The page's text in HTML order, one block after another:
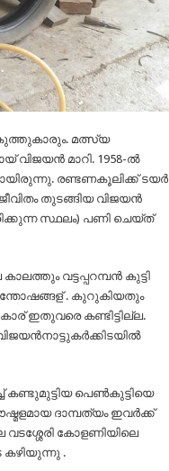
കുത്തുകാരും. മത്സ്യ
വിജയൻ മാറി. 1958-ൽ
രണ്ടണകൂലിക്ക് ടയർ
തുടങ്ങിയ വിജയൻ
സ്ഥലം) പണി ചെയ്ത്
വട്ടപ്പറമ്പൻ കുട്ടി
. കുറുകിയതും
ഇതുവരെ കണ്ടിട്ടില്ല.
പെൺകുട്ടിയെ
ദാമ്പത്യം ഇവർക്ക്
കോളണിയിലെ
.